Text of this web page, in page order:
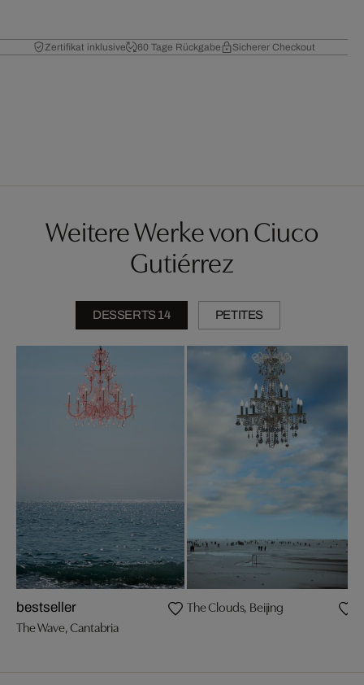
Zertifikat inklusive 60 Tage Rückgabe Sicherer Checkout
Weitere Werke von Ciuco
Gutiérrez
DESSERTS 14 PETITES
bestseller
The Wave, Cantabria
The Clouds, Beijing